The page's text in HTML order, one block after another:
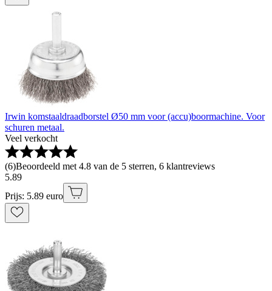
Irwin komstaaldraadborstel Ø50 mm voor (accu)boormachine. Voor
schuren metaal.
Veel verkocht
(6)Beoordeeld met 4.8 van de 5 sterren, 6 klantreviews
5.89
Prijs: 5.89 euro